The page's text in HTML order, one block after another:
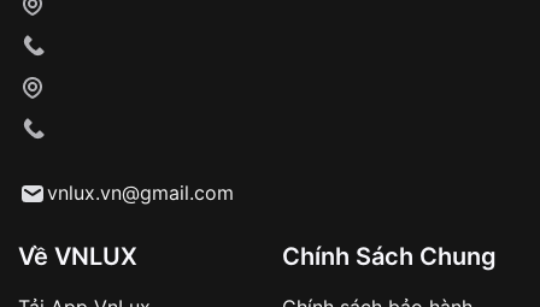
Từ khóa SEO:
vnlux.vn@gmail.com
Về VNLUX Chính Sách Chung